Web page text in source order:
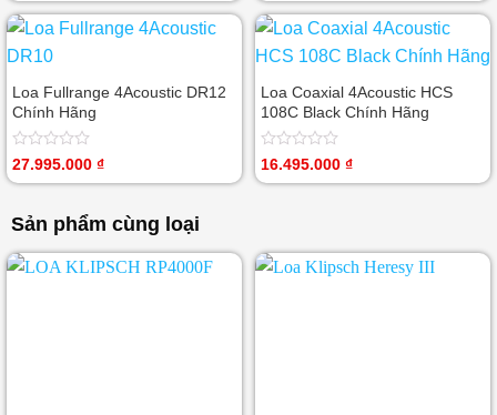
hạng
0
sao
hạng
0
sao
Loa Fullrange 4Acoustic DR12
Chính Hãng
Được
5
27.995.000 ₫
Loa Coaxial 4Acoustic HCS
108C Black Chính Hãng
Được
16.495.000 ₫
Sản phẩm cùng loại